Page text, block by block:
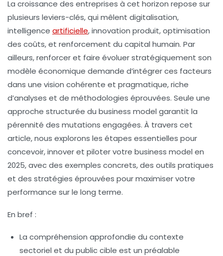
La croissance des entreprises à cet horizon repose sur
plusieurs leviers-clés, qui mêlent digitalisation,
intelligence artificielle, innovation produit, optimisation
des coûts, et renforcement du capital humain. Par
ailleurs, renforcer et faire évoluer stratégiquement son
modèle économique demande d’intégrer ces facteurs
dans une vision cohérente et pragmatique, riche
d’analyses et de méthodologies éprouvées. Seule une
approche structurée du business model garantit la
pérennité des mutations engagées. À travers cet
article, nous explorons les étapes essentielles pour
concevoir, innover et piloter votre business model en
2025, avec des exemples concrets, des outils pratiques
et des stratégies éprouvées pour maximiser votre
performance sur le long terme.
En bref :
La compréhension approfondie du contexte
sectoriel et du public cible est un préalable